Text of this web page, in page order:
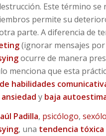
Este término se
permite su
parte. A diferencia de
(ignorar mensajes
ocurre de manera
menciona que esta
habilidades
ansiedad y baja
Padilla, psicólogo,
, una tendencia tóxica